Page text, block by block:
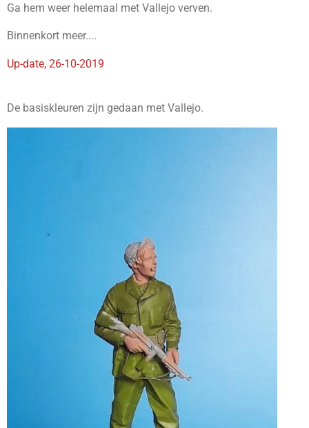
Ga hem weer helemaal met Vallejo verven.
Binnenkort meer....
Up-date, 26-10-2019
De basiskleuren zijn gedaan met Vallejo.